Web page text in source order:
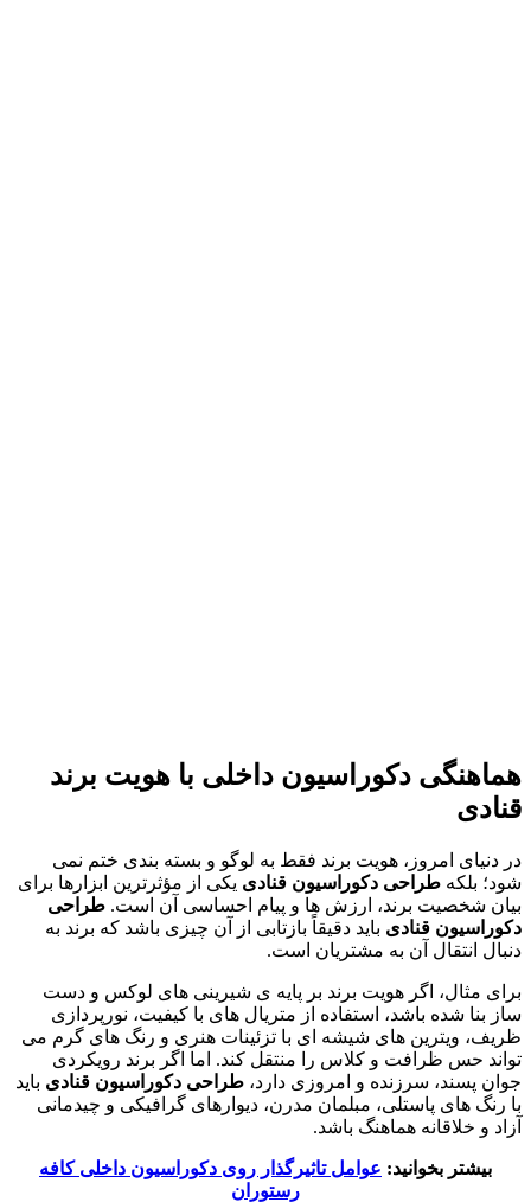
هماهنگی دکوراسیون داخلی با هویت برند
قنادی
در دنیای امروز، هویت برند فقط به لوگو و بسته بندی ختم نمی
شود؛ بلکه طراحی دکوراسیون قنادی یکی از مؤثرترین ابزارها برای
بیان شخصیت برند، ارزش ها و پیام احساسی آن است. طراحی
دکوراسیون قنادی باید دقیقاً بازتابی از آن چیزی باشد که برند به
دنبال انتقال آن به مشتریان است.
برای مثال، اگر هویت برند بر پایه ی شیرینی های لوکس و دست
ساز بنا شده باشد، استفاده از متریال های با کیفیت، نورپردازی
ظریف، ویترین های شیشه ای با تزئینات هنری و رنگ های گرم می
تواند حس ظرافت و کلاس را منتقل کند. اما اگر برند رویکردی
جوان پسند، سرزنده و امروزی دارد، طراحی دکوراسیون قنادی باید
با رنگ های پاستلی، مبلمان مدرن، دیوارهای گرافیکی و چیدمانی
آزاد و خلاقانه هماهنگ باشد.
بیشتر بخوانید: عوامل تاثیرگذار روی دکوراسیون داخلی کافه
رستوران